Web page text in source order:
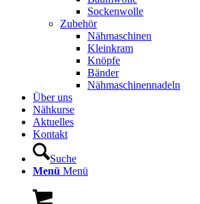
Sockenwolle
Zubehör
Nähmaschinen
Kleinkram
Knöpfe
Bänder
Nähmaschinennadeln
Über uns
Nähkurse
Aktuelles
Kontakt
Suche
Menü Menü